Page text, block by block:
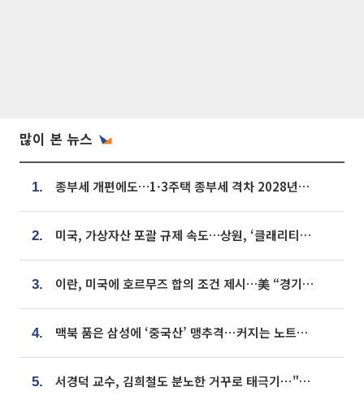
많이 본 뉴스
1. 종부세 개편에도…1·3주택 종부세 격차 2028년부터 확대
2. 미국, 가상자산 포괄 규제 속도…상원, ‘클래리티법’ 9월 절차투표 추진
3. 이란, 미국에 호르무즈 합의 조건 제시…美 “경기 아직 안 끝나” [종합]
4. 맥북 품은 삼성에 ‘중국산’ 맹추격⋯커지는 노트북 OLED 시장
5. 서경덕 교수, 김희철도 분노한 거꾸로 태극기⋯"엉터리는 아냐, 아쉬울 뿐"